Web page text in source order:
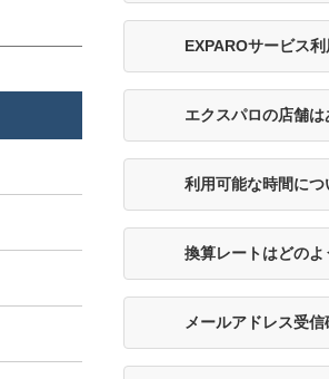
EXPAROサービス
エクスパロの店舗
利用可能な時間につ
換算レートはどのよ
メールアドレス受信